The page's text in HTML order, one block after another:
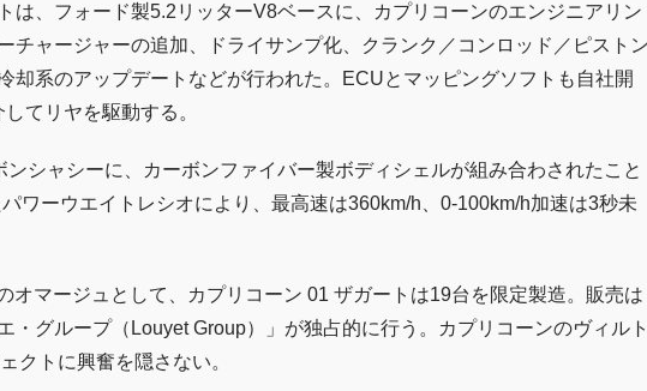
は、フォード製5.2リッターV8ベースに、カプリコーンのエンジニアリン
チャージャーの追加、ドライサンプ化、クランク／コンロッド／ピストン
却系のアップデートなどが行われた。ECUとマッピングソフトも自社開
てリヤを駆動する。
シャシーに、カーボンファイバー製ボディシェルが組み合わされたこと
ワーウエイトレシオにより、最高速は360km/h、0-100km/h加速は3秒未
オマージュとして、カプリコーン 01 ザガートは19台を限定製造。販売は
・グループ（Louyet Group）」が独占的に行う。カプリコーンのヴィルト
クトに興奮を隠さない。